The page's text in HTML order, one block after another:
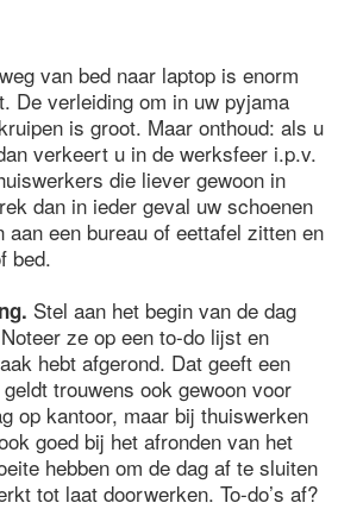
van bed naar laptop is enorm
De verleiding om in uw pyjama
is groot. Maar onthoud: als u
verkeert u in de werksfeer i.p.v.
die liever gewoon in
dan in ieder geval uw schoenen
aan een bureau of eettafel zitten en
bed.
Stel aan het begin van de dag
ze op een to-do lijst en
hebt afgerond. Dat geeft een
trouwens ook gewoon voor
op kantoor, maar bij thuiswerken
goed bij het afronden van het
hebben om de dag af te sluiten
tot laat doorwerken. To-do’s af?